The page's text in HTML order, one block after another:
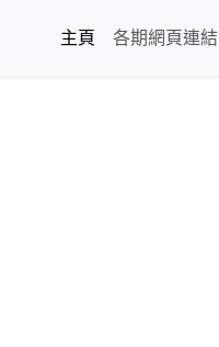
主頁
各期網頁連結